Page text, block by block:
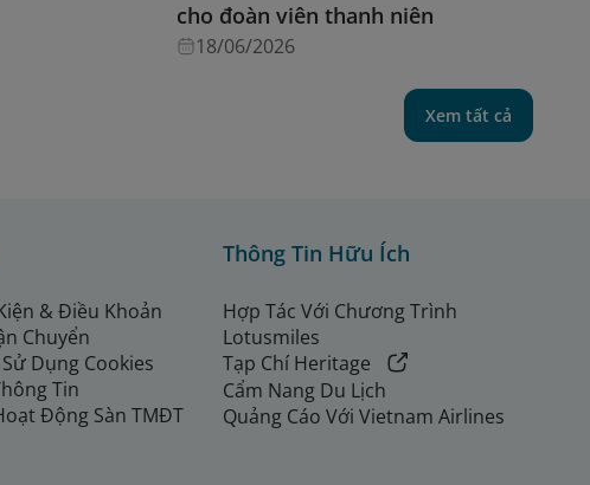
cho đoàn viên thanh niên
18/06/2026
Xem tất cả
& Điều Khoản
Chuyển
Dụng Cookies
Tin
Động Sàn TMĐT
Thông Tin Hữu Ích
Hợp Tác Với Chương Trình
Lotusmiles
Tạp Chí Heritage
Cẩm Nang Du Lịch
Quảng Cáo Với Vietnam Airlines